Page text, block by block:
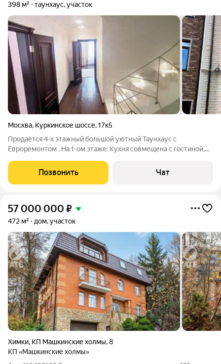
398 м² таунхаус, участок
Москва, Куркинское шоссе,17к5
Продаётся 4-х этажный большой уютный Таунхаус с
Евроремонтом . На 1-ом этаже: Кухня совмещена с гостиной,
два выхода на открытую террасу с газонной огороженной
лужайкой. 2-й этаж включает в
Позвонить Чат
57 000 000 ₽
472 м² дом, участок
Химки, КП Машкинские холмы,8
КП «Машкинские холмы»